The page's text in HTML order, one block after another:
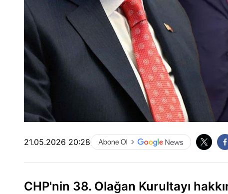
21.05.2026 20:28
CHP'nin 38. Olağan Kurultayı